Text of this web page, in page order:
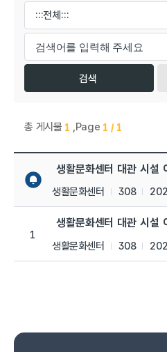
총 게시물 1 ,Page 1 / 1
생활문화센터 > 공지사항 목록으
생활문화센터 대관 시설
생활문화센터 308
1
생활문화센터 대관 시설
생활문화센터 308